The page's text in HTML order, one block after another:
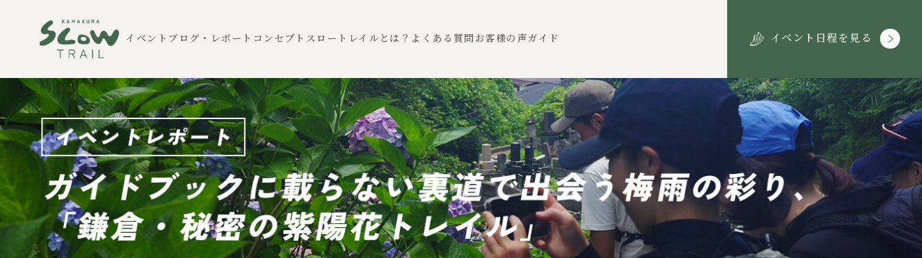
イベント ブログ・レポート コンセプト スロートレイルとは？ よくある質問お客様の声ガイド イベント日程を見る